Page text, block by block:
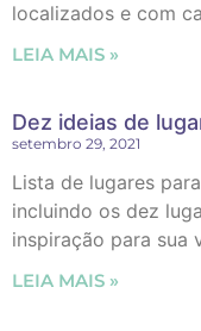
localizados e com
LEIA MAIS »
Dez ideias de
setembro 29, 2021
Lista de lugares
incluindo os dez
inspiração para sua
LEIA MAIS »